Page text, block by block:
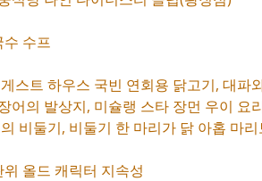
수 수프
스트 하우스 국빈 연회용 닭고기, 대파
어의 발상지, 미슐랭 스타 장먼 우이 요
비둘기, 비둘기 한 마리가 닭 아홉 마
올드 캐릭터 지속성